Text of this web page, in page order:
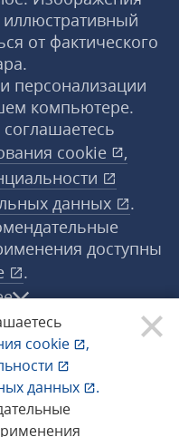
cookie
,
данных
.
иллюстративный
от фактического
персонализации
компьютере.
cookie
,
данных
.
доступны
.
®. Все права